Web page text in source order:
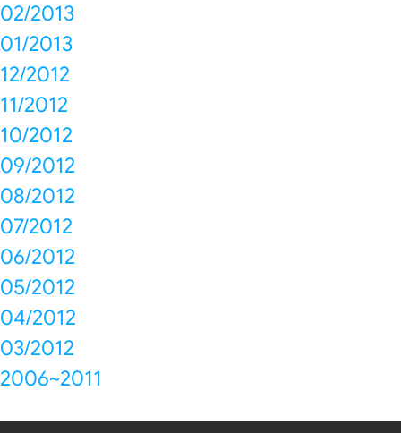
02/2013
01/2013
12/2012
11/2012
10/2012
09/2012
08/2012
07/2012
06/2012
05/2012
04/2012
03/2012
2006~2011